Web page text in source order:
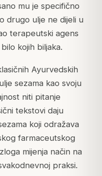
mu je specifično
drugo ulje ne dijeli u
terapeutski agens
kojih biljaka.
Ayurvedskih
sezama kao svoju
niti pitanje
tekstovi daju
koji odražava
farmaceutskog
mijenja način na
praksi.